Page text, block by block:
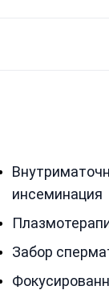
инсеминация
Забор